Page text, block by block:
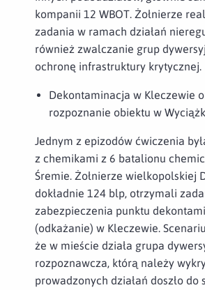
kompanii 12 WBOT. Żołnierze
zadania w ramach działań
również zwalczanie grup
ochronę infrastruktury krytycznej.
Dekontaminacja w Kleczewie
rozpoznanie obiektu w
Jednym z epizodów ćwiczenia
z chemikami z 6 batalionu
Śremie. Żołnierze wielkopolskiej
dokładnie 124 blp, otrzymali
zabezpieczenia punktu
(odkażanie) w Kleczewie.
że w mieście działa grupa
rozpoznawcza, którą należy
prowadzonych działań doszło do